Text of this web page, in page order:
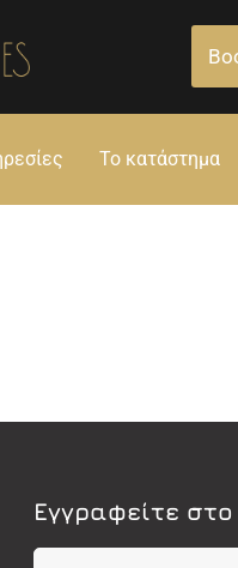
Το κατάστημα
Εγγραφείτε